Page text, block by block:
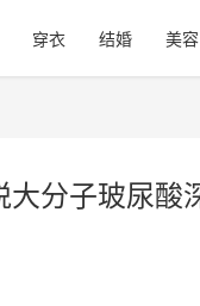
穿衣 结婚 美容
大分子玻尿酸